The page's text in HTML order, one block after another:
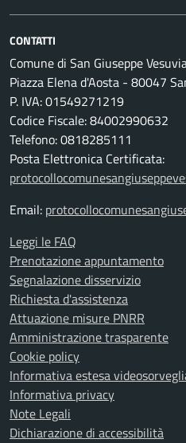
CONTATTI
Comune di San Giuseppe
Piazza Elena d'Aosta - 80047
P. IVA: 01549271219
Codice Fiscale: 84002990632
Telefono: 0818285111
Posta Elettronica Certificata:
Email:
Leggi le FAQ
Prenotazione appuntamento
Segnalazione disservizio
Richiesta d'assistenza
Attuazione misure PNRR
Amministrazione trasparente
Cookie policy
Informativa estesa
Informativa privacy
Note Legali
Dichiarazione di accessibilità